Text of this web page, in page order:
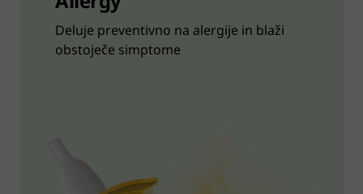
Deluje preventivno na alergije in blaži
obstoječe simptome